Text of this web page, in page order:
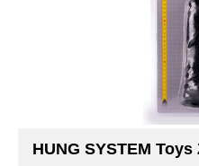
HUNG SYSTEM